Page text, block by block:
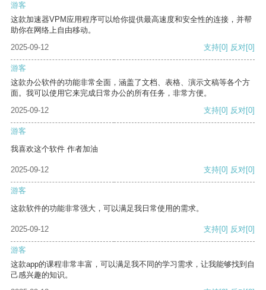
游客
这款加速器VPM应用程序可以给你提供最高速度和安全性的连接，并帮
助你在网络上自由移动。
2025-09-12
支持[0] 反对[0]
游客
这款办公软件的功能非常全面，涵盖了文档、表格、演示文稿等各个方
面。我可以使用它来完成日常办公的所有任务，非常方便。
2025-09-12
支持[0] 反对[0]
游客
我喜欢这个软件 作者加油
2025-09-12 支持[0] 反对[0]
游客
这款软件的功能非常强大，可以满足我日常使用的需求。
2025-09-12 支持[0] 反对[0]
游客
这款app的课程非常丰富，可以满足我不同的学习需求，让我能够找到自
己感兴趣的知识。